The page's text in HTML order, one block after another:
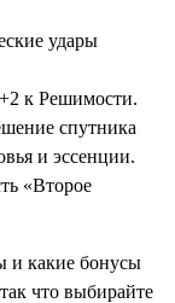
удары
к Решимости.
спутника
и эссенции.
«Второе
и какие бонусы
что выбирайте